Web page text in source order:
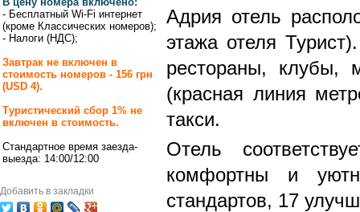
- Бесплатный Wi-Fi интернет
(кроме Классических номеров);
- Налоги (НДС);
Завтрак не включен в
стоимость номеров - 156 грн
(USD 4).
Туристический сбор 1% не
включен в стоимость.
Стандартное время заезда-
выезда: 14:00/12:00
Добавить в закладки
Адрия отель
этажа отеля
рестораны, клубы,
(красная линия
такси.
Отель
комфортны и
стандартов, 17